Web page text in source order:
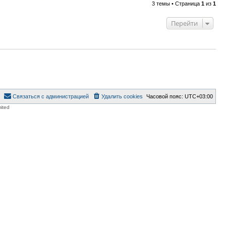
3 темы • Страница 1 из 1
Перейти
Часовой пояс: UTC+03:00
Удалить cookies
Связаться с администрацией